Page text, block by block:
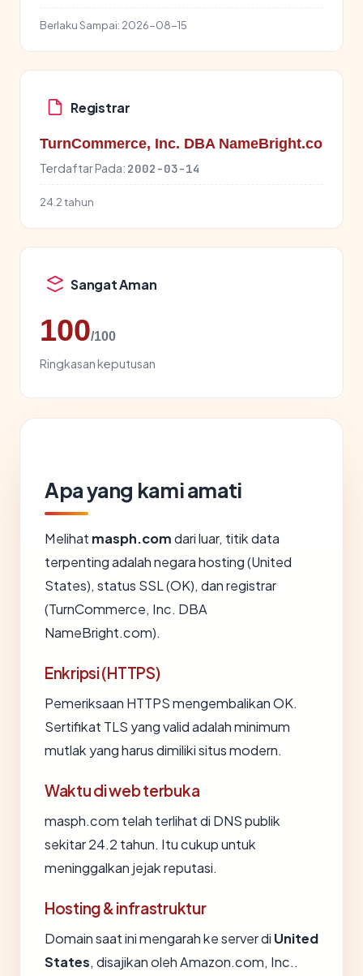
Berlaku Sampai: 2026-08-15
Registrar
TurnCommerce, Inc. DBA NameBright.co
Terdaftar Pada: 2002-03-14
24.2 tahun
Sangat Aman
100/100
Ringkasan keputusan
Apa yang kami amati
Melihat masph.comdari luar, titik data
terpenting adalah negara hosting (United
States), status SSL (OK), dan registrar
(TurnCommerce, Inc. DBA
NameBright.com).
Enkripsi (HTTPS)
Pemeriksaan HTTPS mengembalikan OK.
Sertifikat TLS yang valid adalah minimum
mutlak yang harus dimiliki situs modern.
Waktu di web terbuka
masph.com telah terlihat di DNS publik
sekitar 24.2 tahun. Itu cukup untuk
meninggalkan jejak reputasi.
Hosting & infrastruktur
Domain saat ini mengarah ke server di United
States, disajikan oleh Amazon.com, Inc..